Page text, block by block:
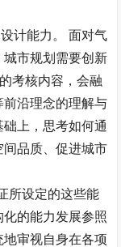
计能力。
面对气
市规划需要创新
考核内容，会融
前沿理念的理解与
上，思考如何通
品质、促进城市
所设定的这些能
的能力发展参照
审视自身在各项